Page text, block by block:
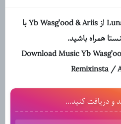
برای دانلود آهنگ Luna Bala از Yb Wasg’ood & Ariis با
همراه باشید.
Download Music Yb
Remixinsta /
و دریافت کنید...